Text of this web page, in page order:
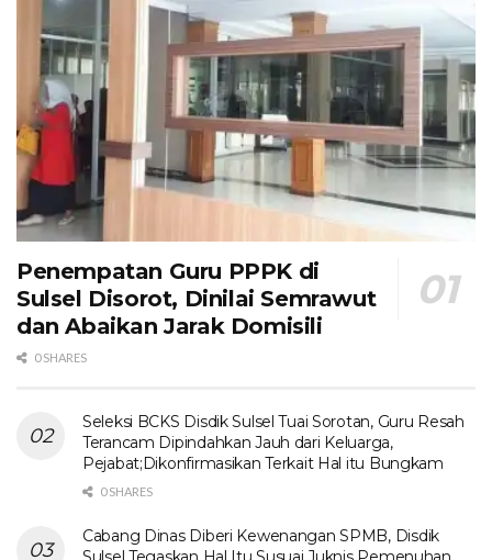
Penempatan Guru PPPK di
Sulsel Disorot, Dinilai Semrawut
dan Abaikan Jarak Domisili
0 SHARES
Seleksi BCKS Disdik Sulsel Tuai Sorotan, Guru Resah
Terancam Dipindahkan Jauh dari Keluarga,
Pejabat;Dikonfirmasikan Terkait Hal itu Bungkam
0 SHARES
Cabang Dinas Diberi Kewenangan SPMB, Disdik